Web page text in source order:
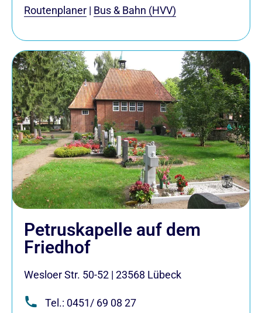
Routenplaner | Bus & Bahn (HVV)
Petruskapelle auf dem
Friedhof
Wesloer Str. 50-52 | 23568 Lübeck
Tel.: 0451/ 69 08 27